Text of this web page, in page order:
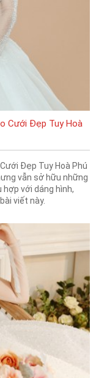
Cưới Đẹp Tuy Hoà
Đẹp Tuy Hoà Phú
vẫn sở hữu những
với dáng hình,
viết này.